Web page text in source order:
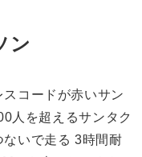
ン
コードが赤いサン
人を超えるサンタク
ないで走る 3時間耐